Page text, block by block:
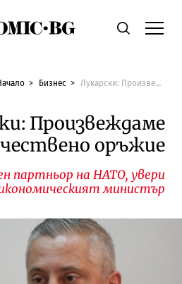
Economic.bgТърсене
Бизнес Лукарски: Произвеждаме качествено оръжие
Произвеждаме
оръжие
партньор на НАТО, увери
министър